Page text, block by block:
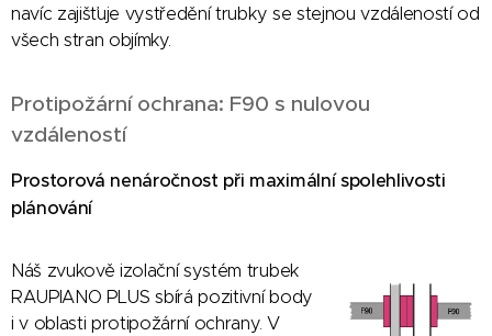
navíc zajišťuje vystředění trubky se stejnou vzdáleností od
všech stran objímky.
Protipožární ochrana: F90 s nulovou
vzdáleností
Prostorová nenáročnost při maximální spolehlivosti
plánování
Náš zvukově izolační systém trubek
RAUPIANO PLUS sbírá pozitivní body
i v oblasti protipožární ochrany. V